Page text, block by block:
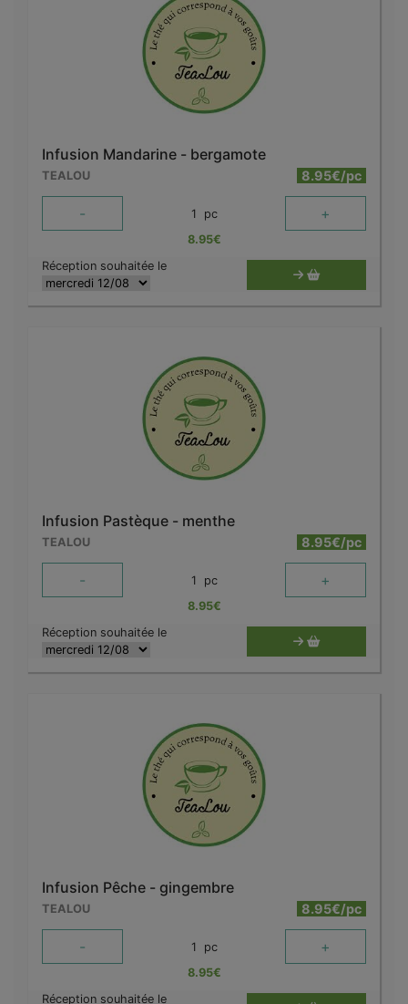
Infusion Mandarine - bergamote
TEALOU 8.95€/pc
- 1 pc +
8.95€
Réception souhaitée le
Infusion Pastèque - menthe
TEALOU 8.95€/pc
- 1 pc +
8.95€
Réception souhaitée le
Infusion Pêche - gingembre
TEALOU 8.95€/pc
- 1 pc +
8.95€
Réception souhaitée le